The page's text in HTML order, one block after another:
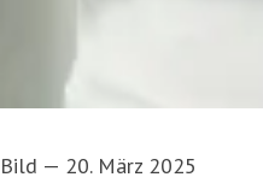
Bild — 20. März 2025